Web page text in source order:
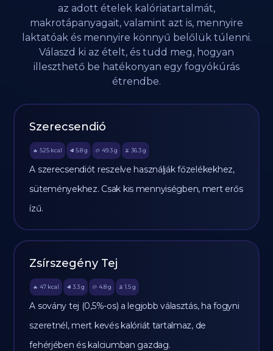
az adott ételek kalóriatartalmát,
makrotápanyagait, valamint azt is, mennyire
laktatóak és mennyire könnyű belőlük túlenni.
Válaszd ki az ételt, és tudd meg, hogyan
illeszthető be hatékonyan egy fogyókúrás
étrendbe.
Szerecsendió
🔥 525 kcal 🥩 5.8 g 🥔 49.3g 🫒 36.3 g
A szerecsendiót reszelve használják főzelékekhez,
süteményekhez. Csak kis mennyiségben, mert erős
ízű.
Zsírszegény Tej
🔥 47 kcal 🥩 3.3 g 🥔 4.8g 🫒 1.5 g
A sovány tej (0,5%-os) a legjobb választás, ha fogyni
szeretnél, mert kevés kalóriát tartalmaz, de
fehérjében és kalciumban gazdag.